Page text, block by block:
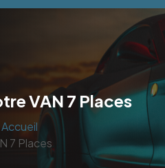
VAN 7 Places
Accueil
7 Places